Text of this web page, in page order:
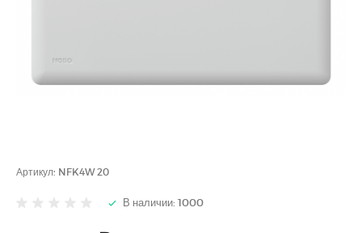
Артикул: NFK4W 20
В наличии: 1000